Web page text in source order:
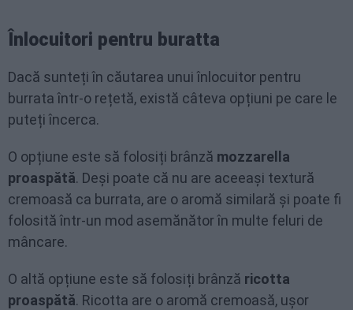
Înlocuitori pentru buratta
Dacă sunteți în căutarea unui înlocuitor pentru
burrata într-o rețetă, există câteva opțiuni pe care le
puteți încerca.
O opțiune este să folosiți brânză mozzarella
proaspătă. Deși poate că nu are aceeași textură
cremoasă ca burrata, are o aromă similară și poate fi
folosită într-un mod asemănător în multe feluri de
mâncare.
O altă opțiune este să folosiți brânză ricotta
proaspătă. Ricotta are o aromă cremoasă, ușor